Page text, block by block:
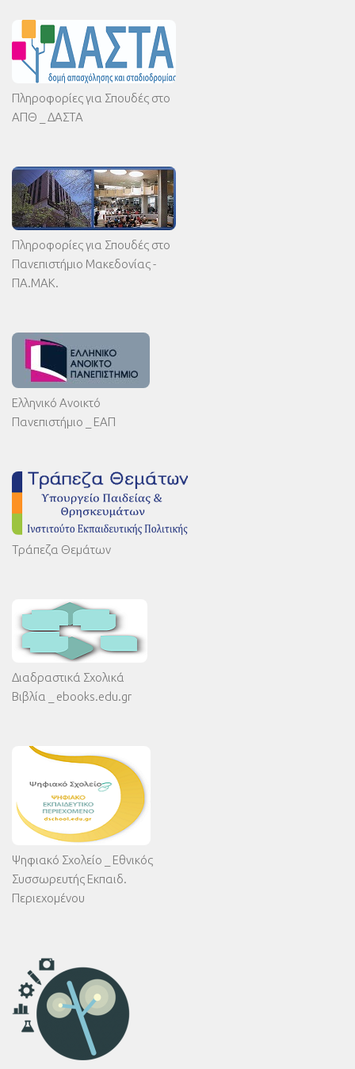
Πληροφορίες για Σπουδές στο
ΑΠΘ _ ΔΑΣΤΑ
Πληροφορίες για Σπουδές στο
Πανεπιστήμιο Μακεδονίας -
ΠΑ.ΜΑΚ.
Ελληνικό Ανοικτό
Πανεπιστήμιο _ ΕΑΠ
Τράπεζα Θεμάτων
Διαδραστικά Σχολικά
Βιβλία _ ebooks.edu.gr
Ψηφιακό Σχολείο _ Εθνικός
Συσσωρευτής Εκπαιδ.
Περιεχομένου